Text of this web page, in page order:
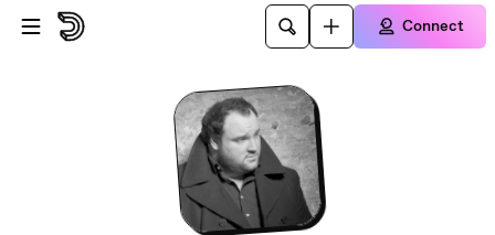
Skip to main content
Connect